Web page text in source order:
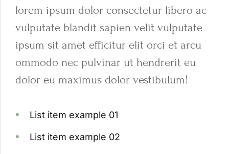
lorem ipsum dolor consectetur libero ac
vulputate blandit sapien velit vulputate
ipsum sit amet efficitur elit orci et arcu
ommodo nec pulvinar ut hendrerit eu
dolor eu maximus dolor vestibulum!
List item example 01
List item example 02